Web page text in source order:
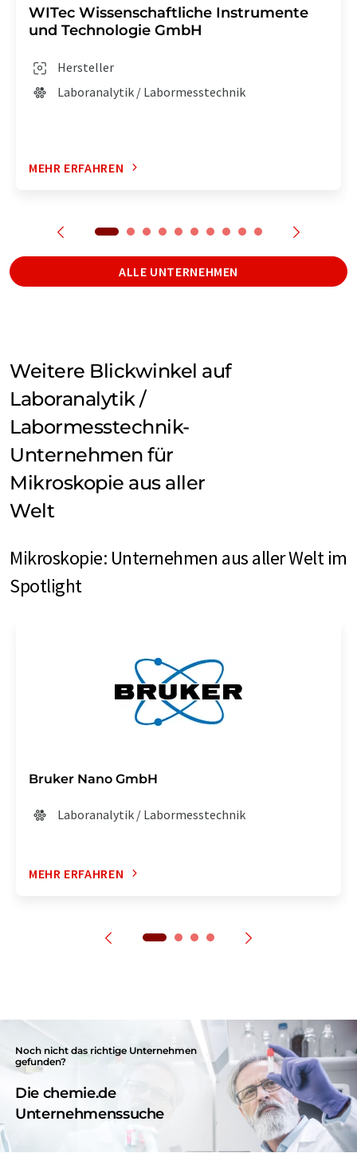
WITec Wissenschaftliche Instrumente
und Technologie GmbH
Hersteller
Laboranalytik / Labormesstechnik
MEHR ERFAHREN
ALLE UNTERNEHMEN
Weitere Blickwinkel auf
Laboranalytik /
Labormesstechnik-
Unternehmen für
Mikroskopie aus aller
Welt
Mikroskopie: Unternehmen aus aller Welt im
Spotlight
Bruker Nano GmbH
Laboranalytik / Labormesstechnik
MEHR ERFAHREN
Noch nicht das richtige Unternehmen
gefunden?
Die chemie.de
Unternehmenssuche